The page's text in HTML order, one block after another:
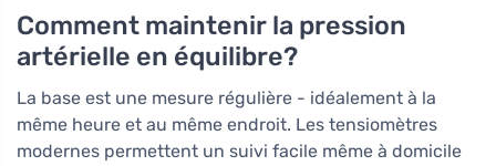
Comment maintenir la pression
artérielle en équilibre?
La base est une mesure régulière - idéalement à la
même heure et au même endroit. Les tensiomètres
modernes permettent un suivi facile même à domicile